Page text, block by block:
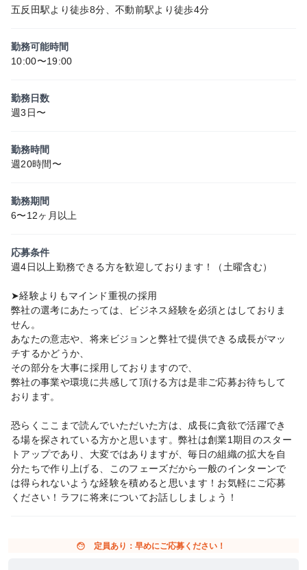
五反田駅より徒歩8分、不動前駅より徒歩4分
勤務可能時間
10:00〜19:00
勤務日数
週3日〜
勤務時間
週20時間〜
勤務期間
6〜12ヶ月以上
応募条件
週4日以上勤務できる方を歓迎しております！（土曜含む）
➤経験よりもマインド重視の採用
弊社の選考にあたっては、ビジネス経験を必須とはしておりま
せん。
あなたの意志や、将来ビジョンと弊社で提供できる成長がマッ
チするかどうか、
その部分を大事に採用しておりますので、
弊社の事業や環境に共感して頂ける方は是非ご応募お待ちして
おります。
恐らくここまで読んでいただいた方は、成長に貪欲で活躍でき
る場を探されている方かと思います。弊社は創業1期目のスター
トアップであり、大変ではありますが、毎日の組織の拡大を自
分たちで作り上げる、このフェーズだから一般のインターンで
は得られないような経験を積めると思います！お気軽にご応募
ください！ラフに将来についてお話ししましょう！
face 定員あり：早めにご応募ください！